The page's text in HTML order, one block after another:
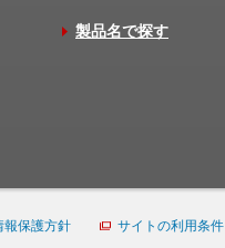
製品名で探す
報保護方針 サイトの利用条件